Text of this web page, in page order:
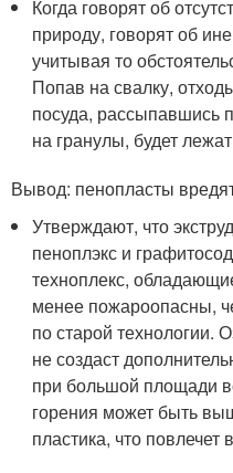
Когда говорят об
природу, говорят об
учитывая то
Попав на свалку,
посуда, рассыпавшись
на гранулы, будет
Вывод: пенопласты
Утверждают, что
пеноплэкс и
техноплекс,
менее пожароопасны,
по старой технологии.
не создаст
при большой площади
горения может быть
пластика, что